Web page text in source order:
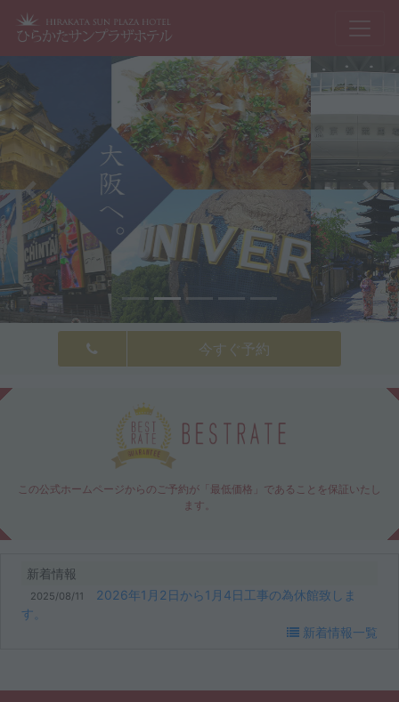
Previous Next
今すぐ予約
この公式ホームページからのご予約が「最低価格」であることを保証いたし
ます。
新着情報
2025/08/11
2026年1月2日から1月4日工事の為休館致しま
す。
新着情報一覧